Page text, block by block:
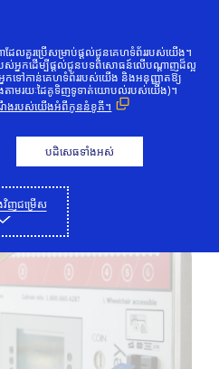
ន្ធ ប័ណ្ណបង់ប្រាក់ជាមុន
ណ្ណបង់ប្រាក់
ស់ Visa
ដែលគួរប្រើសម្រាប់ផ្ដល់ជូនគេហទំព័ររបស់យើង។
ស់អ្នកដើម្បីផ្ដល់ជូនបទពិសោធន៍លើបណ្តាញដ៏ល្អ
នកទៅកាន់គេហទំព័ររបស់យើង និងអនុញ្ញាតឱ្យ
ងតាមរយៈដៃគូទិញទូទាត់យោបល់របស់យើង)។
ងរបស់យើងអំពីកូននំខូគី។
បដិសេធទាំងអស់
វិញជម្រើស